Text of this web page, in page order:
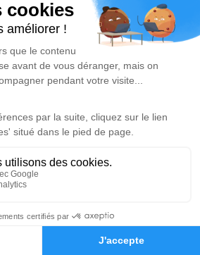
Hommages
utiliser cet espace pour laisser
des photos souvenirs, une
vos pensées à travers des
Cet endroit est un lieu
honorer la mémoire de Bernard
d’arbre hommage est
Je rends hommage
2026 à 15h30
Rue de la Rivoire